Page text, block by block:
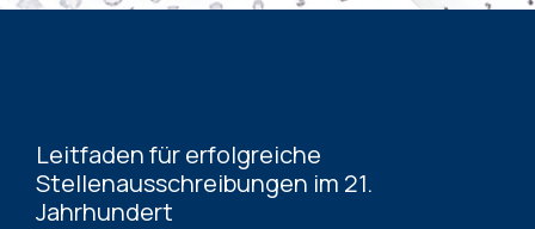
Leitfaden für erfolgreiche
Stellenausschreibungen im 21.
Jahrhundert